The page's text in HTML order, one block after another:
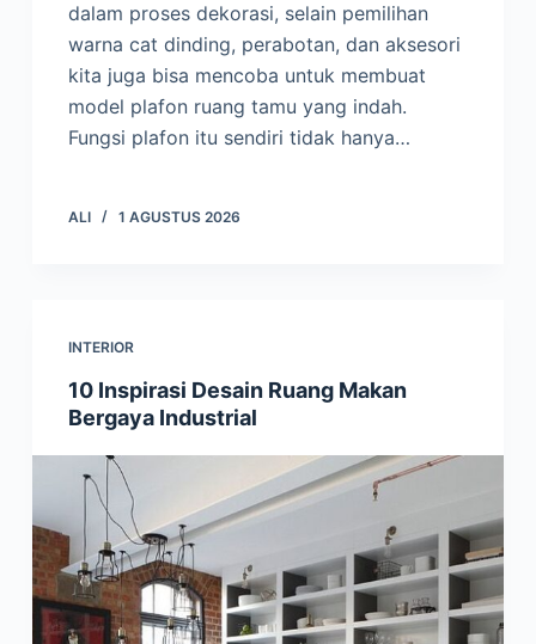
dalam proses dekorasi, selain pemilihan
warna cat dinding, perabotan, dan aksesori
kita juga bisa mencoba untuk membuat
model plafon ruang tamu yang indah.
Fungsi plafon itu sendiri tidak hanya…
ALI 1 AGUSTUS 2026
INTERIOR
10 Inspirasi Desain Ruang Makan
Bergaya Industrial